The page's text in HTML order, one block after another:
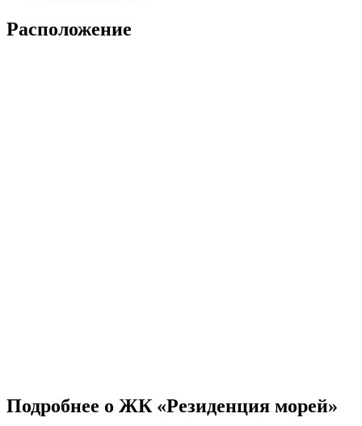
Расположение
Подробнее о ЖК «Резиденция морей»